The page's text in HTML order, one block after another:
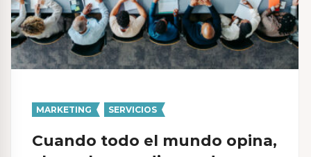
MARKETING SERVICIOS
Cuando todo el mundo opina,